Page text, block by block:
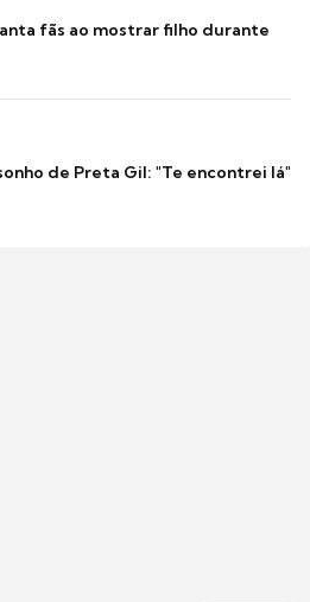
fãs ao mostrar filho durante
de Preta Gil: "Te encontrei lá"